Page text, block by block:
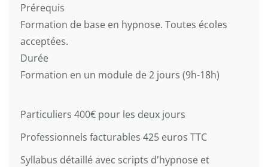
Prérequis
Formation de base en hypnose. Toutes écoles
acceptées.
Durée
Formation en un module de 2 jours (9h-18h)
Particuliers 400€ pour les deux jours
Professionnels facturables 425 euros TTC
Syllabus détaillé avec scripts d'hypnose et